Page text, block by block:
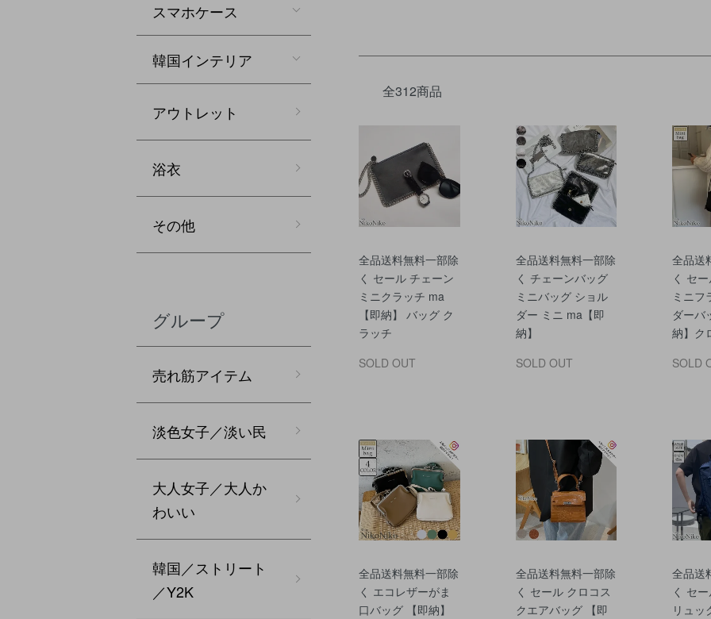
全312商品
全品送料無料一部除
く セール チェーン
ミニクラッチ ma
【即納】 バッグ ク
ラッチ
SOLD OUT
全品送料無料一部除
く チェーンバッグ
ミニバッグ ショル
ダー ミニ ma【即
納】
SOLD OUT
全品送
く セ
ミニフ
ダーバ
納】ク
SOLD
全品送料無料一部除
く エコレザーがま
口バッグ 【即納】
全品送料無料一部除
く セール クロコス
クエアバッグ 【即
全品送
く セ
リュッ
スマホケース
韓国インテリア
アウトレット
浴衣
その他
グループ
売れ筋アイテム
淡色女子／淡い民
大人女子／大人か
わいい
韓国／ストリート
／Y2K